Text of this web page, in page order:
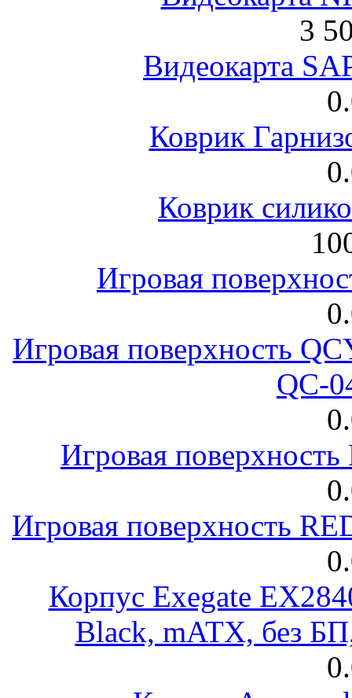
3
Видеокарта
Коврик
Коврик
Игровая
Игровая поверхность
QC-
Игровая
Игровая поверхность
Корпус Exegate
Black, mATX, без